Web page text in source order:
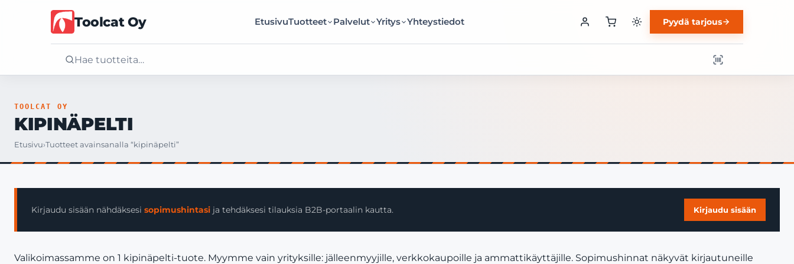
Toolcat Oy EtusivuTuotteet Palvelut Yritys Yhteystiedot Pyydä tarjous
Tuotteet
Yritys
TOOLCAT OY
KIPINÄPELTI
Etusivu›Tuotteet avainsanalla “kipinäpelti”
Kirjaudu sisään nähdäksesi sopimushintasi ja tehdäksesi tilauksia B2B-portaalin kautta. Kirjaudu sisään
Valikoimassamme on 1 kipinäpelti-tuote. Myymme vain yrityksille: jälleenmyyjille, verkkokaupoille ja ammattikäyttäjille. Sopimushinnat näkyvät kirjautuneille